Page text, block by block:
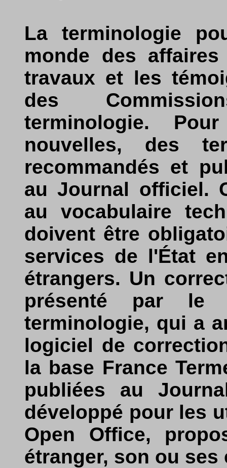
La terminologie
monde des
travaux et les
des
terminologie.
nouvelles, des
recommandés et
au Journal officiel.
au vocabulaire
doivent être
services de l'État
étrangers. Un
présenté par le
terminologie, qui a
logiciel de
la base France
publiées au
développé pour les
Open Office,
étranger, son ou